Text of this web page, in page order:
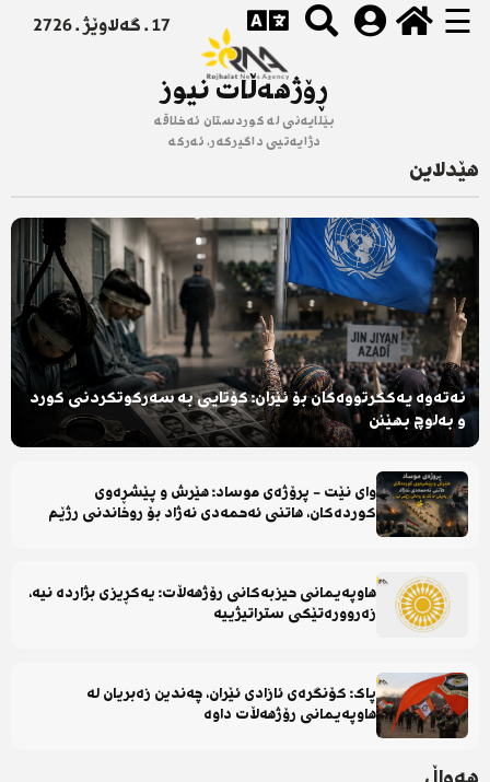
☰ 17 . گەلاوێژ . 2726
ڕۆژهەڵات نیوز
بێلایەنی لە کوردستان ئەخلاقە
دژایەتیی داگیرکەر، ئەرکە
هێدلاین
نەتەوە یەکگرتووەکان بۆ ئێران: کۆتایی بە سەرکوتکردنی کورد
و بەلوچ بهێنن
وای نێت - پرۆژەی موساد: هێرش و پێشڕەوی
کوردەکان، هاتنی ئەحمەدی نەژاد بۆ روخاندنی رژێم
هاوپەیمانی حیزبەکانی رۆژهەڵات: یەکڕیزی بژاردە نیە،
زەروورەتێکی ستراتیژییە
پاک: کۆنگرەی ئازادی ئێران، چەندین زەبریان لە
هاوپەیمانی رۆژهەڵات داوە